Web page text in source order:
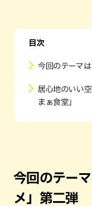
目次
今回のテーマ
居心地のいい
まぁ食堂」
今回のテー
メ」第二弾